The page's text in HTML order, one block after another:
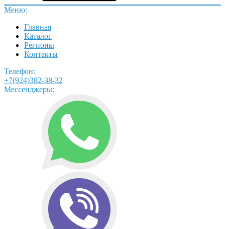
Меню:
Главная
Каталог
Регионы
Контакты
Телефон:
+7(924)382-38-32
Мессенджеры: